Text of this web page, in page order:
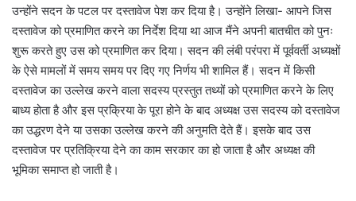
उन्होंने सदन के पटल पर दस्तावेज पेश कर दिया है। उन्होंने लिखा- आपने जिस
दस्तावेज को प्रमाणित करने का निर्देश दिया था आज मैंने अपनी बातचीत को पुनः
शुरू करते हुए उस को प्रमाणित कर दिया। सदन की लंबी परंपरा में पूर्ववर्ती अध्यक्षों
के ऐसे मामलों में समय समय पर दिए गए निर्णय भी शामिल हैं। सदन में किसी
दस्तावेज का उल्लेख करने वाला सदस्य प्रस्तुत तथ्यों को प्रमाणित करने के लिए
बाध्य होता है और इस प्रक्रिया के पूरा होने के बाद अध्यक्ष उस सदस्य को दस्तावेज
का उद्धरण देने या उसका उल्लेख करने की अनुमति देते हैं। इसके बाद उस
दस्तावेज पर प्रतिक्रिया देने का काम सरकार का हो जाता है और अध्यक्ष की
भूमिका समाप्त हो जाती है।